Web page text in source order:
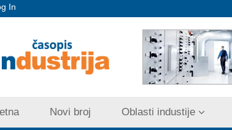
In
Novi broj Oblasti industije